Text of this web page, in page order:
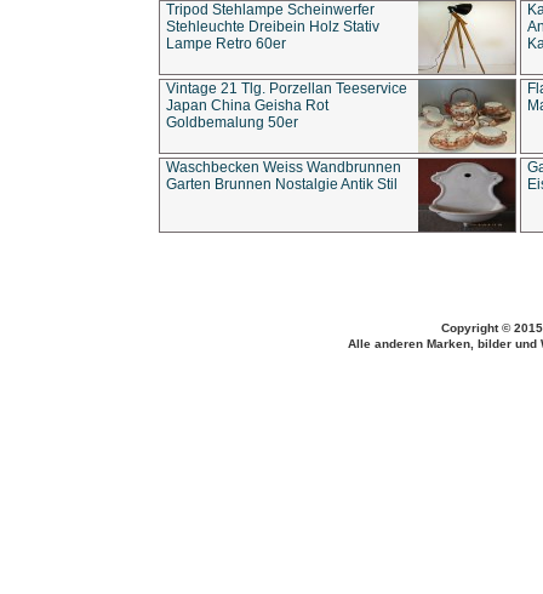
Tripod Stehlampe Scheinwerfer
Stehleuchte Dreibein Holz Stativ
Lampe Retro 60er
Vintage 21 Tlg. Porzellan Teeservice
Japan China Geisha Rot
Goldbemalung 50er
Waschbecken Weiss Wandbrunnen
Garten Brunnen Nostalgie Antik Stil
Copyright ©
Alle anderen Marken, bilder und